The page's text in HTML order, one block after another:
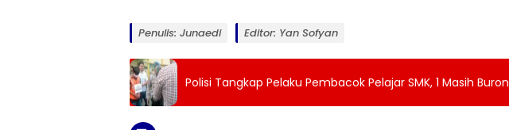
Penulis: Junaedi Editor: Yan Sofyan
Polisi Tangkap Pelaku Pembacok Pelajar SMK, 1 Masih Buron